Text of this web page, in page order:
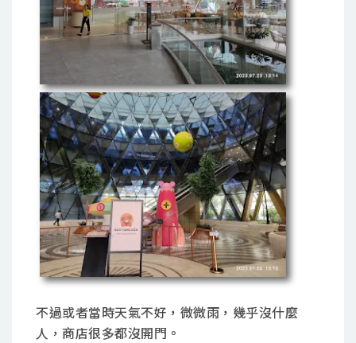
不過或者當時天氣不好，微微雨，幾乎沒什麼
人，商店很多都沒開門。